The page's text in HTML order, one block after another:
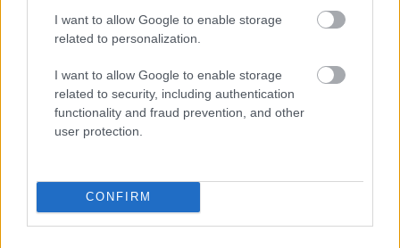
I want to allow Google to enable storage
related to personalization.
I want to allow Google to enable storage
related to security, including authentication
functionality and fraud prevention, and other
user protection.
CONFIRM
glamour.hu cikkeit